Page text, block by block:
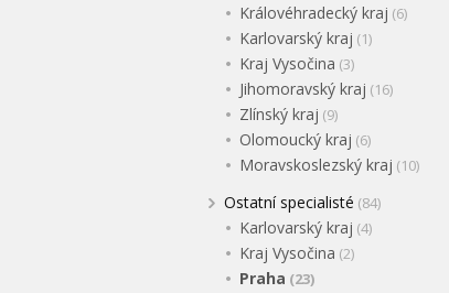
Královéhradecký kraj (6)
Karlovarský kraj (1)
Kraj Vysočina (3)
Jihomoravský kraj (16)
Zlínský kraj (9)
Olomoucký kraj (6)
Moravskoslezský kraj (10)
Ostatní specialisté (84)
Karlovarský kraj (4)
Kraj Vysočina (2)
Praha (23)